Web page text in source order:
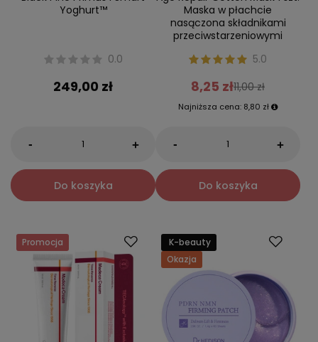
Yoghurt™
0.0
249,00 zł
- +
Do koszyka
Maska w płachcie
nasączona składnikami
przeciwstarzeniowymi
5.0
8,25 zł11,00 zł
Najniższa cena: 8,80 zł
- +
Do koszyka
Promocja
K-beauty
Okazja